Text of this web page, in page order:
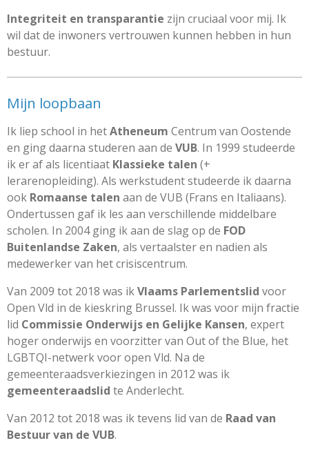
Integriteit en transparantie zijn cruciaal voor mij. Ik
wil dat de inwoners vertrouwen kunnen hebben in hun
bestuur.
Mijn loopbaan
Ik liep school in hetAtheneum Centrum van Oostende
en ging daarna studeren aan de VUB. In 1999 studeerde
ik er af als licentiaat Klassieke talen (+
lerarenopleiding). Als werkstudent studeerde ik daarna
ook Romaanse talen aan de VUB (Frans en Italiaans).
Ondertussen gaf ik les aan verschillende middelbare
scholen. In 2004 ging ik aan de slag op de FOD
Buitenlandse Zaken, als vertaalster en nadien als
medewerker van het crisiscentrum.
Van 2009 tot 2018 was ikVlaams Parlementslid voor
Open Vld in de kieskring Brussel. Ik was voor mijn fractie
lid Commissie Onderwijs en Gelijke Kansen, expert
hoger onderwijs en voorzitter van Out of the Blue, het
LGBTQI-netwerk voor open Vld. Na de
gemeenteraadsverkiezingen in 2012 was ik
gemeenteraadslid te Anderlecht.
Van 2012 tot 2018 was ik tevens lid van de Raad van
Bestuur van de VUB.